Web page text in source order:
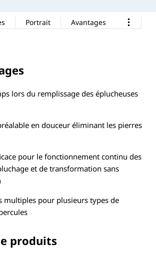
Portrait Avantages
lors du remplissage des éplucheuses
en douceur éliminant les pierres
pour le fonctionnement continu des
et de transformation sans
multiples pour plusieurs types de
produits